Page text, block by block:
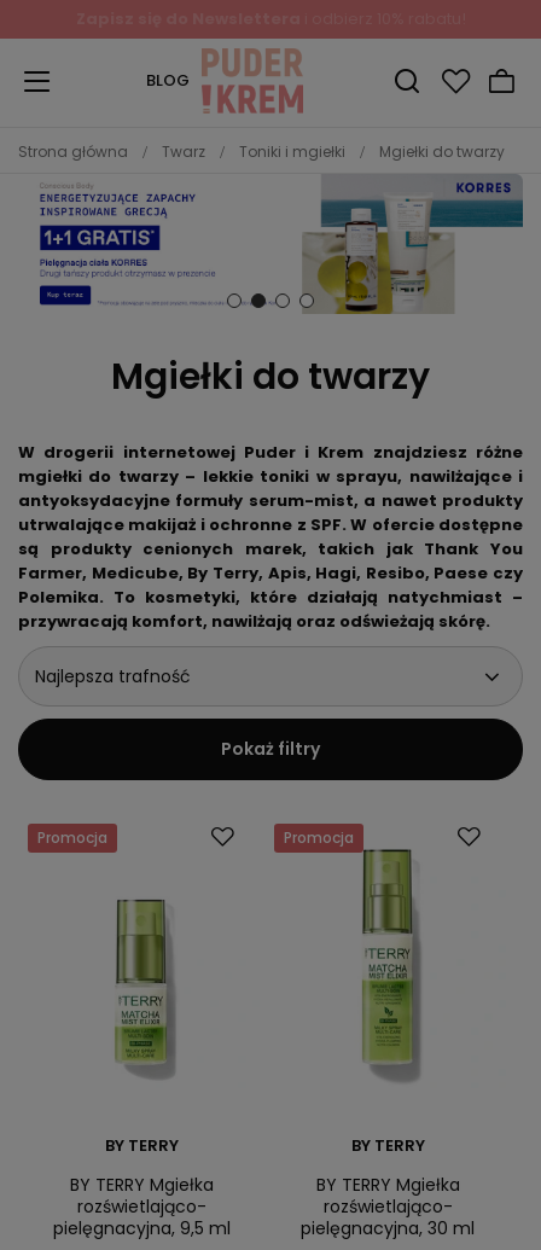
BLOG
Strona główna Twarz Toniki i mgiełki Mgiełki do twarzy
Mgiełki do twarzy
W drogerii internetowej Puder i Krem znajdziesz różne
mgiełki do twarzy – lekkie toniki w sprayu, nawilżające i
antyoksydacyjne formuły serum-mist, a nawet produkty
utrwalające makijaż i ochronne z SPF. W ofercie dostępne
są produkty cenionych marek, takich jak Thank You
Farmer, Medicube, By Terry, Apis, Hagi, Resibo, Paese czy
Polemika. To kosmetyki, które działają natychmiast –
przywracają komfort, nawilżają oraz odświeżają skórę.
Najlepsza trafność
Pokaż filtry
Promocja
BY TERRY
BY TERRY Mgiełka
rozświetlająco-
pielęgnacyjna, 9,5 ml
Promocja
BY TERRY
BY TERRY Mgiełka
rozświetlająco-
pielęgnacyjna, 30 ml